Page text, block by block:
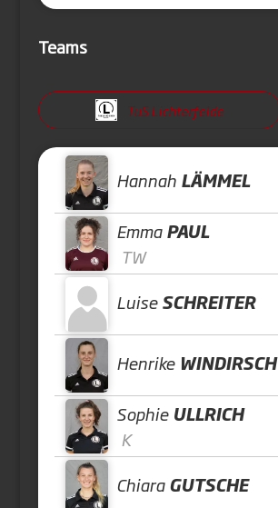
Teams
TuS Lichterfelde
Hannah LÄMMEL
Emma PAUL
TW
Luise SCHREITER
Henrike WINDIRSCH
Sophie ULLRICH
K
Chiara GUTSCHE